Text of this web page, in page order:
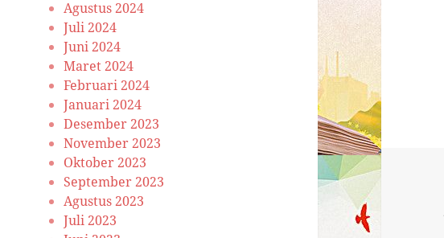
Agustus 2024
Juli 2024
Juni 2024
Maret 2024
Februari 2024
Januari 2024
Desember 2023
November 2023
Oktober 2023
September 2023
Agustus 2023
Juli 2023